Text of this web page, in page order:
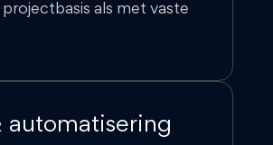
als met vaste
automatisering